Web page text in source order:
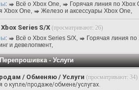
: Всё о Xbox One,
Горячая линия по Xbox
Xbox One, Железо и аксессуары Xbox One,
Series S/X (просматривают: 26)
: Всё о Xbox Series S/X,
Горячая линия
и девелопмент,
- Услуги
/ Обменяю / Услуги (просматривают: 34)
о купле/продаже/обмене/услугах.